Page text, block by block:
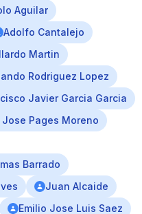
Aguilar
Adolfo Cantalejo
Martin
Rodriguez Lopez
Javier Garcia Garcia
Jose Pages Moreno
Barrado
Juan Alcaide
Emilio Jose Luis Saez